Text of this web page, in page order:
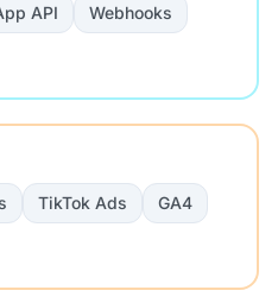
API
Webhooks
TikTok Ads
GA4